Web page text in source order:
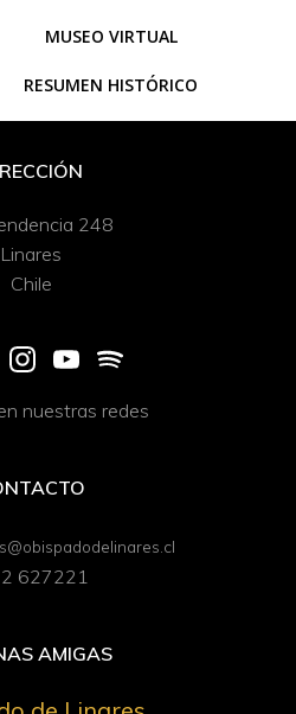
MUSEO VIRTUAL
RESUMEN HISTÓRICO
248
Linares
Chile
nuestras redes
627221
AMIGAS